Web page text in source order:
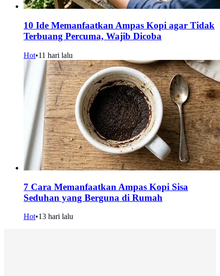
10 Ide Memanfaatkan Ampas Kopi agar Tidak
Terbuang Percuma, Wajib Dicoba
Hot•11 hari lalu
7 Cara Memanfaatkan Ampas Kopi Sisa
Seduhan yang Berguna di Rumah
Hot•13 hari lalu